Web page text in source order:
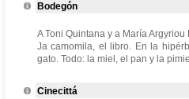
Bodegón
A Toni Quintana y a María
Ja camomila, el libro. En la
gato. Todo: la miel, el pan y la
Cinecittá